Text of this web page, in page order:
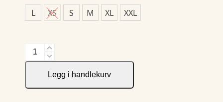
L
XS S M XL XXL
JH&F
Yellow
50
Legg i handlekurv